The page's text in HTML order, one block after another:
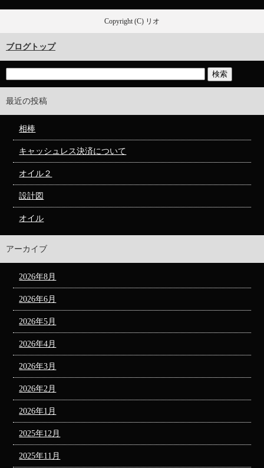
Copyright (C) リオ
ブログトップ
最近の投稿
相棒
キャッシュレス決済について
オイル２
設計図
オイル
アーカイブ
2026年8月
2026年6月
2026年5月
2026年4月
2026年3月
2026年2月
2026年1月
2025年12月
2025年11月